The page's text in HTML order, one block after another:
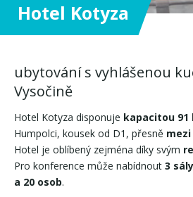
ubytování s vyhlášenou
Vysočině
Hotel Kotyza disponuje kapacitou 91
Humpolci, kousek od D1, přesně mezi
Hotel je oblíbený zejména díky svým
Pro konference může nabídnout 3
a 20 osob.
Hotel Kotyza